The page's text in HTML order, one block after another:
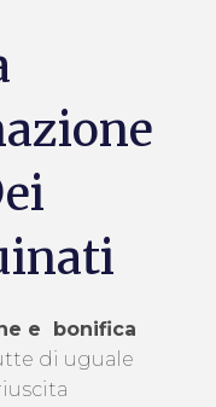
e bonifica
di uguale